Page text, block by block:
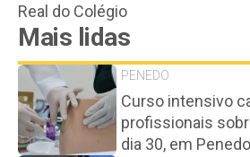
Real do Colégio
Mais lidas
PENEDO
Curso intensivo
profissionais
dia 30, em Penedo